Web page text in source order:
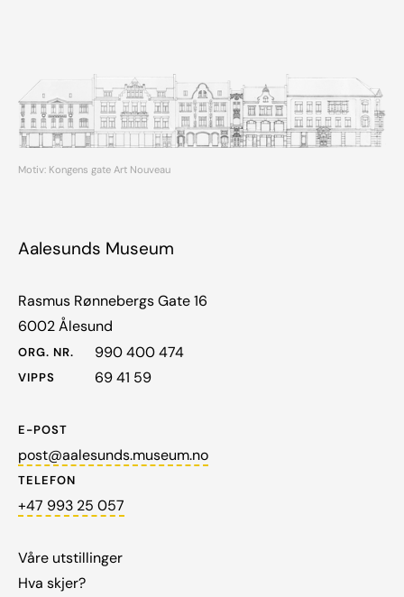
Motiv: Kongens gate Art Nouveau
Aalesunds Museum
Rasmus Rønnebergs Gate 16
6002 Ålesund
ORG. NR. 990 400 474
VIPPS 69 41 59
E-POST
post@aalesunds.museum.no
TELEFON
+47 993 25 057
Våre utstillinger
Hva skjer?